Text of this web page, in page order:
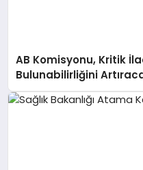
AB Komisyonu, Kritik
Bulunabilirliğini